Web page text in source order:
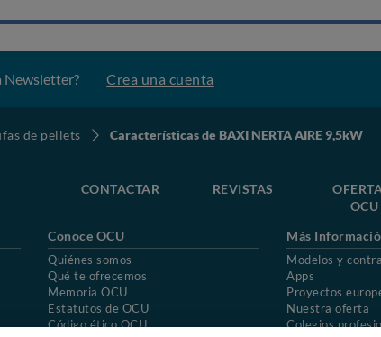
Newsletter? Crea una cuenta
de pellets Características de BAXI NERTA AIRE 9,5kW
CONTACTAR REVISTAS
OCU
Conoce OCU
Quiénes somos
Qué te ofrecemos
Memoria OCU
Estatutos de OCU
Código ético OCU
Más
Modelos y
Apps
Proyectos
Nuestra oferta
Colegios